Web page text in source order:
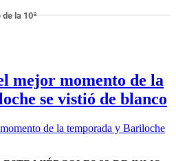
la 10ª edición del Reciclatón DE Salta:
mejor momento de la
se vistió de blanco